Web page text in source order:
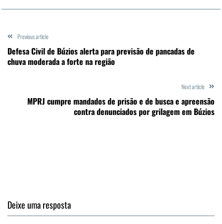
Previous article
Defesa Civil de Búzios alerta para previsão de pancadas de
chuva moderada a forte na região
Next article
MPRJ cumpre mandados de prisão e de busca e apreensão
contra denunciados por grilagem em Búzios
Deixe uma resposta